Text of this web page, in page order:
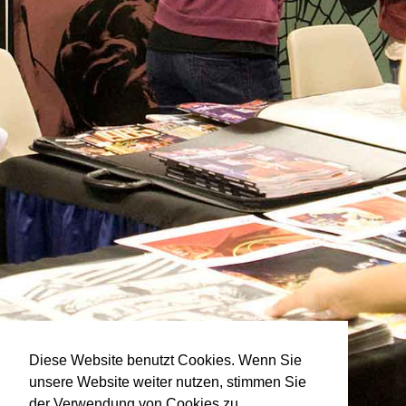
Diese Website benutzt Cookies. Wenn Sie
unsere Website weiter nutzen, stimmen Sie